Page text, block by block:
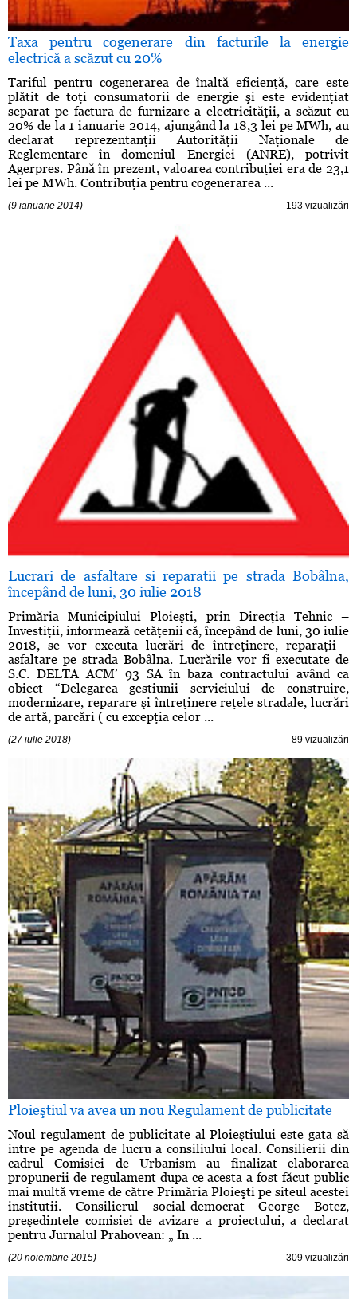
Taxa pentru cogenerare din facturile la energie
electrică a scăzut cu 20%
Tariful pentru cogenerarea de înaltă eficienţă, care este
plătit de toţi consumatorii de energie şi este evidenţiat
separat pe factura de furnizare a electricităţii, a scăzut cu
20% de la 1 ianuarie 2014, ajungând la 18,3 lei pe MWh, au
declarat reprezentanţii Autorităţii Naţionale de
Reglementare în domeniul Energiei (ANRE), potrivit
Agerpres. Până în prezent, valoarea contribuţiei era de 23,1
lei pe MWh. Contribuţia pentru cogenerarea ...
(9 ianuarie 2014) 193 vizualizări
Lucrari de asfaltare si reparatii pe strada Bobâlna,
începând de luni, 30 iulie 2018
Primăria Municipiului Ploieşti, prin Direcţia Tehnic –
Investiţii, informează cetăţenii că, începând de luni, 30 iulie
2018, se vor executa lucrări de întreţinere, reparaţii -
asfaltare pe strada Bobâlna. Lucrările vor fi executate de
S.C. DELTA ACM’ 93 SA în baza contractului având ca
obiect “Delegarea gestiunii serviciului de construire,
modernizare, reparare şi întreţinere reţele stradale, lucrări
de artă, parcări ( cu excepţia celor ...
(27 iulie 2018) 89 vizualizări
Ploieştiul va avea un nou Regulament de publicitate
Noul regulament de publicitate al Ploieştiului este gata să
intre pe agenda de lucru a consiliului local. Consilierii din
cadrul Comisiei de Urbanism au finalizat elaborarea
propunerii de regulament dupa ce acesta a fost făcut public
mai multă vreme de către Primăria Ploieşti pe siteul acestei
institutii. Consilierul social-democrat George Botez,
preşedintele comisiei de avizare a proiectului, a declarat
pentru Jurnalul Prahovean: „ In ...
(20 noiembrie 2015) 309 vizualizări